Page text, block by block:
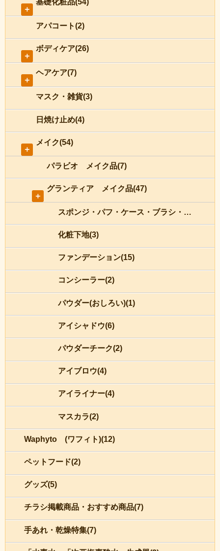
＋
基礎化粧品(54)
アパコート(2)
＋
ボディケア(26)
＋
ヘアケア(7)
マスク・雑貨(3)
日焼け止め(4)
＋
メイク(54)
パラビオ メイク品(7)
＋
グランティア メイク品(47)
スポンジ・パフ・ケース・ブラシ・チップ(8)
化粧下地(3)
ファンデーション(15)
コンシーラー(2)
パウダー(おしろい)(1)
アイシャドウ(6)
パウダーチーク(2)
アイブロウ(4)
アイライナー(4)
マスカラ(2)
Waphyto (ワフィト)(12)
ペットフード(2)
グッズ(5)
チラシ掲載商品・おすすめ商品(7)
手あれ・乾燥特集(7)